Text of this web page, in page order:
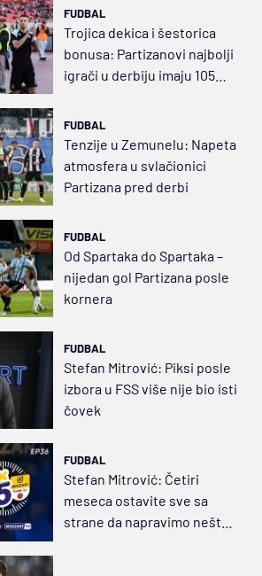
FUDBAL
Trojica dekica i šestorica
bonusa: Partizanovi najbolji
igrači u derbiju imaju 105
FUDBAL
Tenzije u Zemunelu: Napeta
atmosfera u svlačionici
Partizana pred derbi
FUDBAL
Od Spartaka do Spartaka –
nijedan gol Partizana posle
kornera
FUDBAL
Stefan Mitrović: Piksi posle
izbora u FSS više nije bio isti
čovek
FUDBAL
Stefan Mitrović: Četiri
meseca ostavite sve sa
strane da napravimo nešto